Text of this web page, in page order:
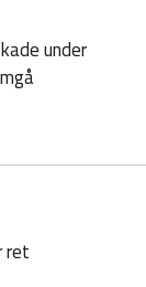
under
ret